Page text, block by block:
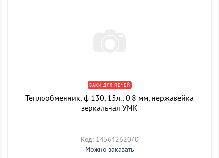
БАКИ ДЛЯ ПЕЧЕЙ
Теплообменник, ф 130, 15л., 0,8 мм, нержавейка
зеркальная УМК
Код: 14564262070
Можно заказать